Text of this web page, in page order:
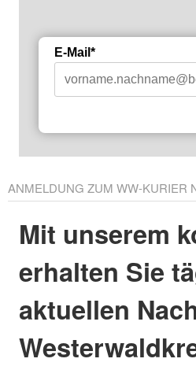
E-Mail*
ANMELDUNG ZUM WW-KURIER
Mit unserem
erhalten Sie
aktuellen